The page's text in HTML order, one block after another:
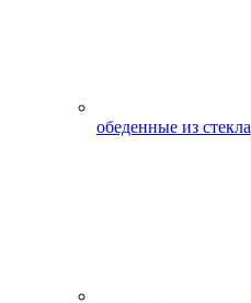
обеденные из стекла